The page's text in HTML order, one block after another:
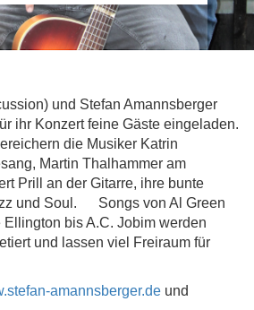
und Stefan Amannsberger
ihr Konzert feine Gäste eingeladen.
die Musiker Katrin
Martin Thalhammer am
Prill an der Gitarre, ihre bunte
und Soul. Songs von Al Green
Ellington bis A.C. Jobim werden
und lassen viel Freiraum für
amannsberger.de und